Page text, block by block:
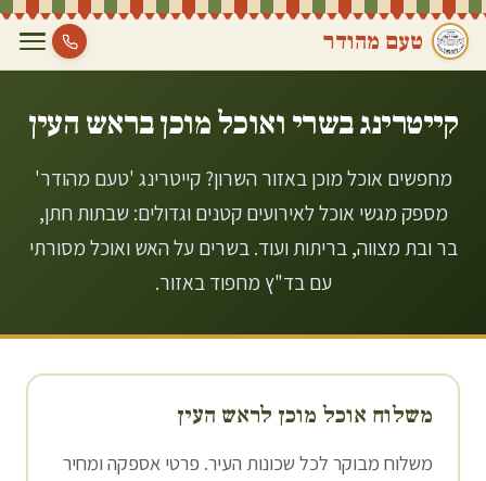
טעם מהודר
קייטרינג בשרי ואוכל מוכן בראש העין
מחפשים אוכל מוכן באזור השרון? קייטרינג 'טעם מהודר'
מספק מגשי אוכל לאירועים קטנים וגדולים: שבתות חתן,
בר ובת מצווה, בריתות ועוד. בשרים על האש ואוכל מסורתי
עם בד"ץ מחפוד באזור.
משלוח אוכל מוכן לראש העין
משלוח מבוקר לכל שכונות העיר. פרטי אספקה ומחיר